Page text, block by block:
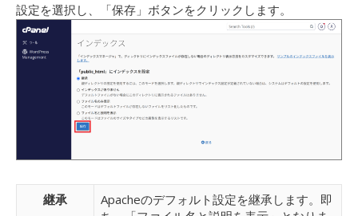
設定を選択し、「保存」ボタンをクリックします。
継承
Apacheのデフォルト設定を継承します。即